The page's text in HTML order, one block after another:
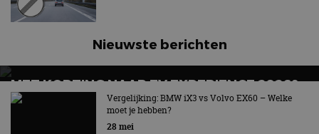
Nieuwste berichten
MET KORTING NAAR EV EXPERIENCE 2026?
AUTORAI REGELT HET!
EV Experience 2026 van 24 tot 26 september
Vergelijking: BMW iX3 vs Volvo EX60 – Welke
moet je hebben?
28 mei